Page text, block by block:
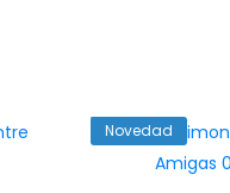
Novedad